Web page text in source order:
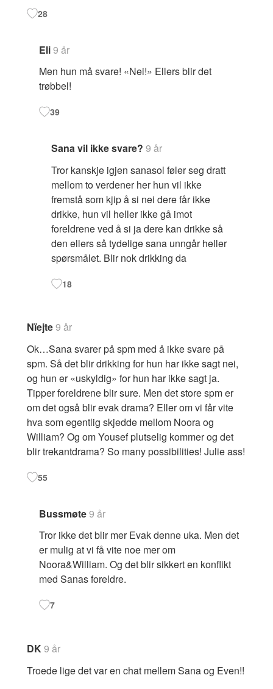
28
Eli9 år
Men hun må svare! «Nei!» Ellers blir det
trøbbel!
39
Sana vil ikke svare? 9 år
Tror kanskje igjen sanasol føler seg dratt
mellom to verdener her hun vil ikke
fremstå som kjip å si nei dere får ikke
drikke, hun vil heller ikke gå imot
foreldrene ved å si ja dere kan drikke så
den ellers så tydelige sana unngår heller
spørsmålet. Blir nok drikking da
18
Nïejte9 år
Ok…Sana svarer på spm med å ikke svare på
spm. Så det blir drikking for hun har ikke sagt nei,
og hun er «uskyldig» for hun har ikke sagt ja.
Tipper foreldrene blir sure. Men det store spm er
om det også blir evak drama? Eller om vi får vite
hva som egentlig skjedde mellom Noora og
William? Og om Yousef plutselig kommer og det
blir trekantdrama? So many possibilities! Julie ass!
55
Bussmøte9 år
Tror ikke det blir mer Evak denne uka. Men det
er mulig at vi få vite noe mer om
Noora&William. Og det blir sikkert en konflikt
med Sanas foreldre.
7
DK9 år
Troede lige det var en chat mellem Sana og Even!!